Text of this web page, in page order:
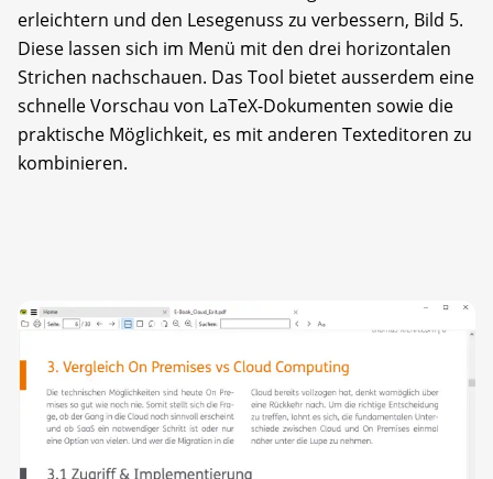
erleichtern und den Lesegenuss zu verbessern, Bild 5.
Diese lassen sich im Menü mit den drei horizontalen
Strichen nachschauen. Das Tool bietet ausserdem eine
schnelle Vorschau von LaTeX-Dokumenten sowie die
praktische Möglichkeit, es mit anderen Texteditoren zu
kombinieren.